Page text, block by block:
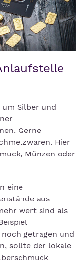
um Silber und
Gerne
Hier
Münzen oder
eine
aus
wert sind als
getragen und
sollte der lokale